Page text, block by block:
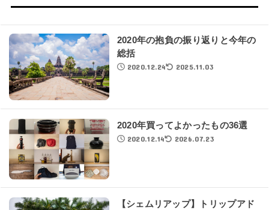
2020年の抱負の振り返りと今年の
総括
2020.12.24 2025.11.03
2020年買ってよかったもの36選
2020.12.14 2026.07.23
【シェムリアップ】トリップアド